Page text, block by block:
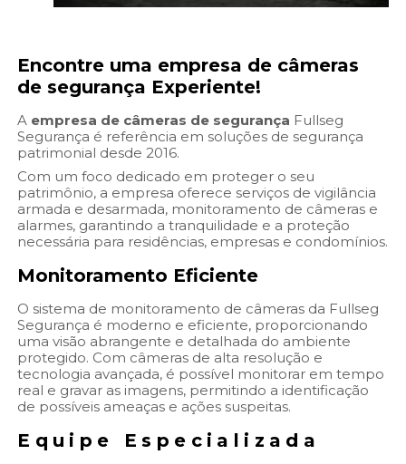
Encontre uma empresa de câmeras
de segurança Experiente!
A empresa de câmeras de segurança Fullseg
Segurança é referência em soluções de segurança
patrimonial desde 2016.
Com um foco dedicado em proteger o seu
patrimônio, a empresa oferece serviços de vigilância
armada e desarmada, monitoramento de câmeras e
alarmes, garantindo a tranquilidade e a proteção
necessária para residências, empresas e condomínios.
Monitoramento Eficiente
O sistema de monitoramento de câmeras da Fullseg
Segurança é moderno e eficiente, proporcionando
uma visão abrangente e detalhada do ambiente
protegido. Com câmeras de alta resolução e
tecnologia avançada, é possível monitorar em tempo
real e gravar as imagens, permitindo a identificação
de possíveis ameaças e ações suspeitas.
Equipe Especializada